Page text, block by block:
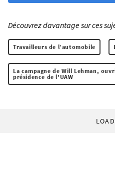
Découvrez davantage sur ces
Travailleurs de l’automobile
La campagne de Will Lehman,
présidence de l'UAW